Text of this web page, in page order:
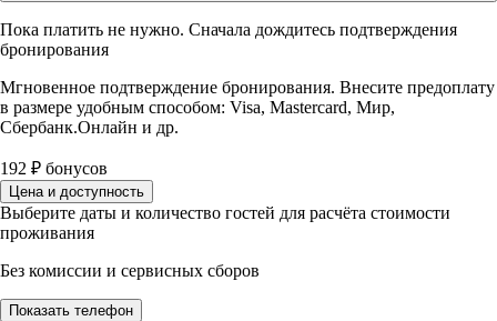
Пока платить не нужно. Сначала дождитесь подтверждения
бронирования
Мгновенное подтверждение бронирования. Внесите предоплату
в размере удобным способом: Visa, Mastercard, Мир,
Сбербанк.Онлайн и др.
192 ₽ бонусов
Цена и доступность
Выберите даты и количество гостей для расчёта стоимости
проживания
Без комиссии и сервисных сборов
Показать телефон